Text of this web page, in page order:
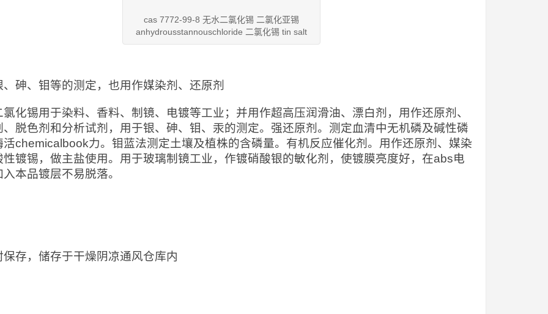
cas 7772-99-8 无水二氯化锡 二氯化亚锡
anhydrousstannouschloride 二氯化锡 tin salt
、砷、钼等的测定，也用作媒染剂、还原剂
氯化锡用于染料、香料、制镜、电镀等工业；并用作超高压润滑油、漂白剂，用作还原剂、
、脱色剂和分析试剂，用于银、砷、钼、汞的测定。强还原剂。测定血清中无机磷及碱性磷
活chemicalbook力。钼蓝法测定土壤及植株的含磷量。有机反应催化剂。用作还原剂、媒染
性镀锡，做主盐使用。用于玻璃制镜工业，作镀硝酸银的敏化剂，使镀膜亮度好，在abs电
本品镀层不易脱落。
保存，储存于干燥阴凉通风仓库内